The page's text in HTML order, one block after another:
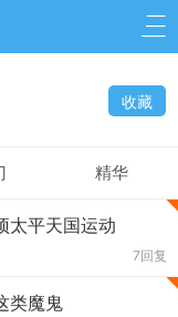
收藏
精华
太平天国运动
7回复
类魔鬼